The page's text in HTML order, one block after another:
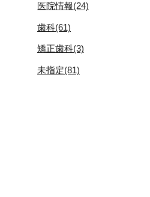
医院情報(24)
歯科(61)
矯正歯科(3)
未指定(81)